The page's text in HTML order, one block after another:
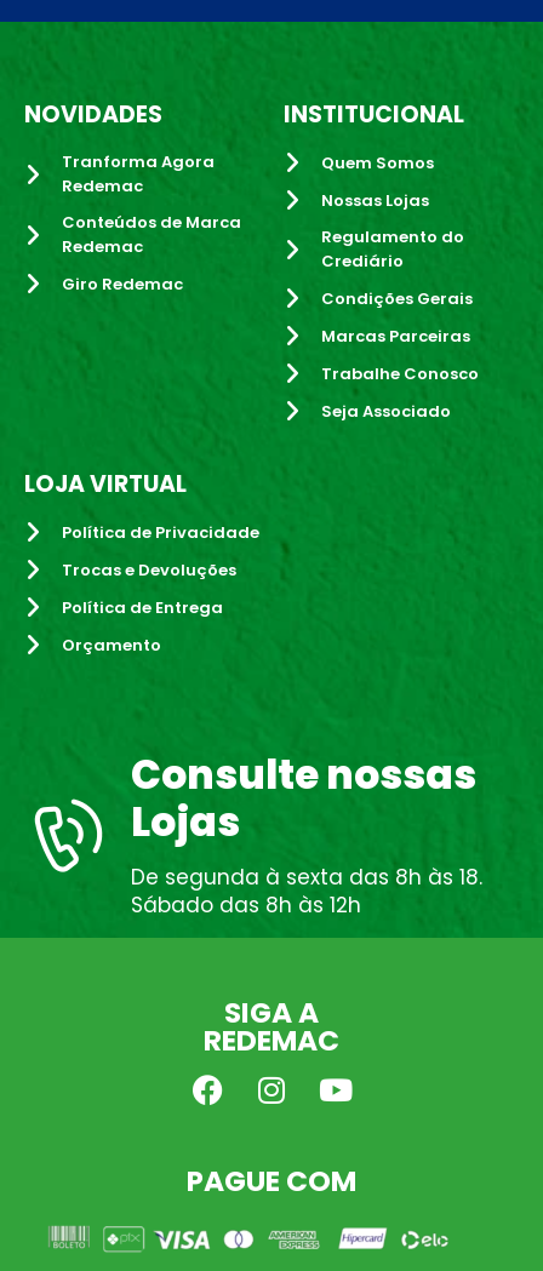
NOVIDADES
Tranforma Agora
Redemac
Conteúdos de Marca
Redemac
Giro Redemac
INSTITUCIONAL
Quem Somos
Nossas Lojas
Regulamento do
Crediário
Condições Gerais
Marcas Parceiras
Trabalhe Conosco
Seja Associado
LOJA VIRTUAL
Política de Privacidade
Trocas e Devoluções
Política de Entrega
Orçamento
Consulte nossas
Lojas
De segunda à sexta das 8h às 18.
Sábado das 8h às 12h
SIGA A
REDEMAC
PAGUE COM